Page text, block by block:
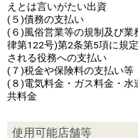
えとは言いがたい出資
(５)債務の支払い
(６)風俗営業等の規制及び
律第122号)第2条第5項に規
される役務への支払い
(７)税金や保険料の支払い等
(８)電気料金・ガス料金・水
共料金
使用可能店舗等